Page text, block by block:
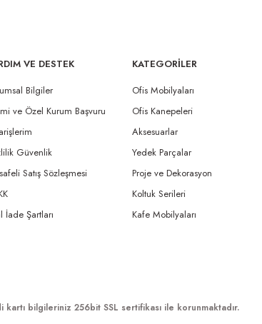
VE DESTEK
Bilgiler
ve Özel Kurum Başvuru
Güvenlik
Satış Sözleşmesi
İade Şartları
KATEGORİLER
Ofis Mobilyaları
Ofis Kanepeleri
Aksesuarlar
Yedek Parçalar
Proje ve Dekorasyon
Koltuk Serileri
Kafe Mobilyaları
kartı bilgileriniz 256bit SSL sertifikası ile korunmaktadır.